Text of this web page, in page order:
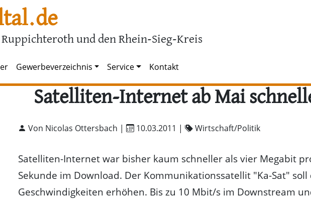
und den Rhein-Sieg-Kreis
Gewerbeverzeichnis Service Kontakt
Satelliten-Internet ab Mai
Von Nicolas Ottersbach | 10.03.2011 | Wirtschaft/Politik
Satelliten-Internet war bisher kaum schneller als vier Megabit
Sekunde im Download. Der Kommunikationssatellit "Ka-Sat" soll
Geschwindigkeiten erhöhen. Bis zu 10 Mbit/s im Downstream